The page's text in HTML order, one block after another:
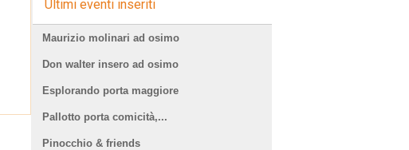
Ultimi eventi inseriti
Maurizio molinari ad osimo
Don walter insero ad osimo
Esplorando porta maggiore
Pallotto porta comicità,...
Pinocchio & friends